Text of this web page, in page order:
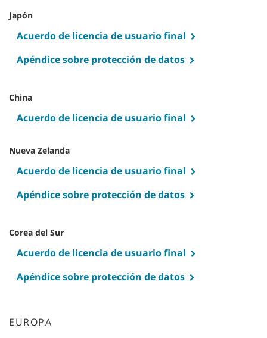
Japón
Acuerdo de licencia de usuario final
Apéndice sobre protección de datos
China
Acuerdo de licencia de usuario final
Nueva Zelanda
Acuerdo de licencia de usuario final
Apéndice sobre protección de datos
Corea del Sur
Acuerdo de licencia de usuario final
Apéndice sobre protección de datos
EUROPA